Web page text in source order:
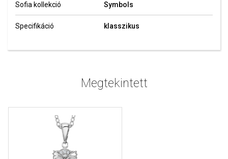
Sofia kollekció Symbols
Specifikáció klasszikus
Megtekintett